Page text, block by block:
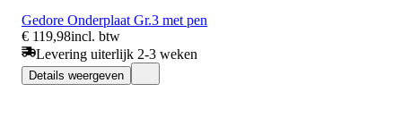
Gedore Onderplaat Gr.3 met pen
€ 119,98incl. btw
Levering uiterlijk 2-3 weken
Details weergeven